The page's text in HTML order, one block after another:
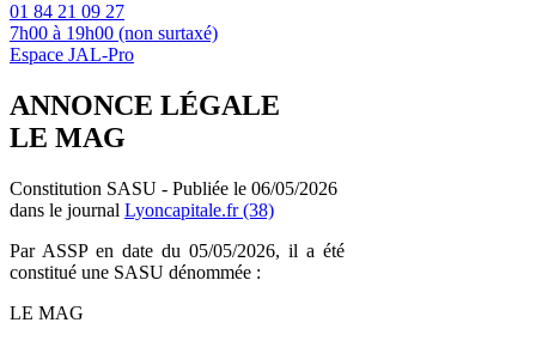
01 84 21 09 27
7h00 à 19h00 (non surtaxé)
Espace JAL-Pro
ANNONCE LÉGALE
LE MAG
Constitution SASU - Publiée le 06/05/2026
dans le journal Lyoncapitale.fr (38)
Par ASSP en date du 05/05/2026, il a été
constitué une SASU dénommée :
LE MAG